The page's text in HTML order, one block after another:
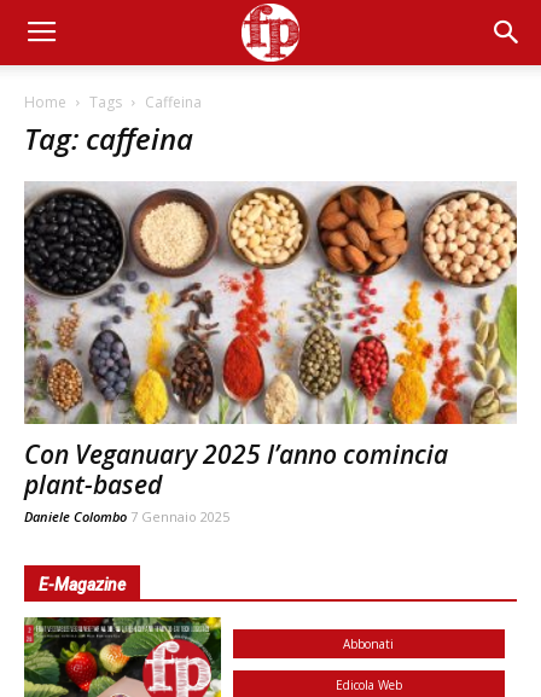
Home Tags Caffeina
Tag: caffeina
Con Veganuary 2025 l’anno comincia
plant-based
Daniele Colombo 7 Gennaio 2025
E-Magazine
Abbonati
Edicola Web